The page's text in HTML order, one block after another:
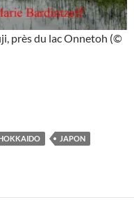
près du lac Onnetoh (©
et Akan Fuji, Japon
JAPON